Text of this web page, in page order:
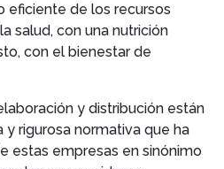
eficiente de los recursos
salud, con una nutrición
con el bienestar de
y distribución están
rigurosa normativa que ha
estas empresas en sinónimo